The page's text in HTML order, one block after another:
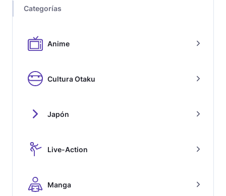
Categorías
Anime
Cultura Otaku
Japón
Live-Action
Manga